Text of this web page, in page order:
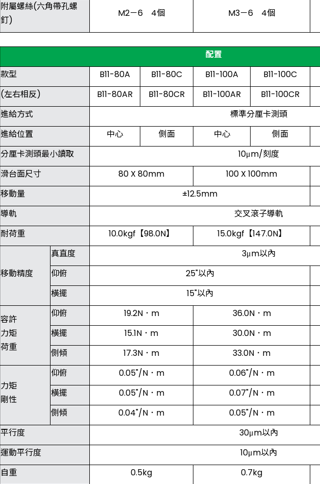
附屬螺絲(六角帶孔螺
釘)
M2－6 4個 M3－6 4個
配置
款型
B11-80A B11-80C B11-100A B11-100C
(左右相反)
B11-80AR B11-80CR B11-100AR B11-100CR
進給方式
標準分厘卡測頭
進給位置
中心 側面 中心 側面
分厘卡測頭最小讀取
10μm/刻度
滑台面尺寸
80 X 80mm 100 X 100mm
移動量
±12.5mm
導軌
交叉滾子導軌
耐荷重
10.0kgf【98.0N】 15.0kgf【147.0N】
移動精度
真直度
3μm以內
仰俯
25"以內
橫擺
15"以內
容許
力矩
荷重
仰俯 19.2N．m 36.0N．m
橫擺
15.1N．m 30.0N．m
側傾
17.3N．m 33.0N．m
力矩
剛性
仰俯 0.05"/N．m 0.06"/N．m
橫擺
0.05"/N．m 0.07"/N．m
側傾
0.04"/N．m 0.05"/N．m
平行度
30μm以內
運動平行度
10μm以內
自重
0.5kg 0.7kg